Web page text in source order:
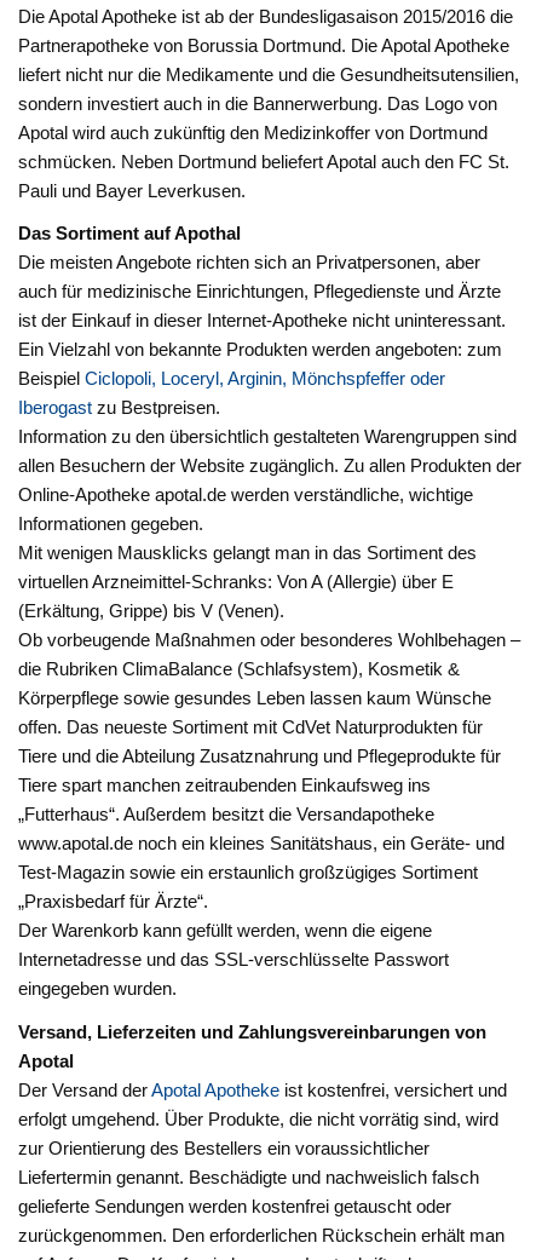
Die Apotal Apotheke ist ab der Bundesligasaison 2015/2016 die
Partnerapotheke von Borussia Dortmund. Die Apotal Apotheke
liefert nicht nur die Medikamente und die Gesundheitsutensilien,
sondern investiert auch in die Bannerwerbung. Das Logo von
Apotal wird auch zukünftig den Medizinkoffer von Dortmund
schmücken. Neben Dortmund beliefert Apotal auch den FC St.
Pauli und Bayer Leverkusen.
Das Sortiment auf Apothal
Die meisten Angebote richten sich an Privatpersonen, aber
auch für medizinische Einrichtungen, Pflegedienste und Ärzte
ist der Einkauf in dieser Internet-Apotheke nicht uninteressant.
Ein Vielzahl von bekannte Produkten werden angeboten: zum
BeispielCiclopoli, Loceryl, Arginin, Mönchspfeffer oder
Iberogast zu Bestpreisen.
Information zu den übersichtlich gestalteten Warengruppen sind
allen Besuchern der Website zugänglich. Zu allen Produkten der
Online-Apotheke apotal.de werden verständliche, wichtige
Informationen gegeben.
Mit wenigen Mausklicks gelangt man in das Sortiment des
virtuellen Arzneimittel-Schranks: Von A (Allergie) über E
(Erkältung, Grippe) bis V (Venen).
Ob vorbeugende Maßnahmen oder besonderes Wohlbehagen –
die Rubriken ClimaBalance (Schlafsystem), Kosmetik &
Körperpflege sowie gesundes Leben lassen kaum Wünsche
offen. Das neueste Sortiment mit CdVet Naturprodukten für
Tiere und die Abteilung Zusatznahrung und Pflegeprodukte für
Tiere spart manchen zeitraubenden Einkaufsweg ins
„Futterhaus“. Außerdem besitzt die Versandapotheke
www.apotal.de noch ein kleines Sanitätshaus, ein Geräte- und
Test-Magazin sowie ein erstaunlich großzügiges Sortiment
„Praxisbedarf für Ärzte“.
Der Warenkorb kann gefüllt werden, wenn die eigene
Internetadresse und das SSL-verschlüsselte Passwort
eingegeben wurden.
Versand, Lieferzeiten und Zahlungsvereinbarungen von
Apotal
Der Versand derApotal Apotheke ist kostenfrei, versichert und
erfolgt umgehend. Über Produkte, die nicht vorrätig sind, wird
zur Orientierung des Bestellers ein voraussichtlicher
Liefertermin genannt. Beschädigte und nachweislich falsch
gelieferte Sendungen werden kostenfrei getauscht oder
zurückgenommen. Den erforderlichen Rückschein erhält man